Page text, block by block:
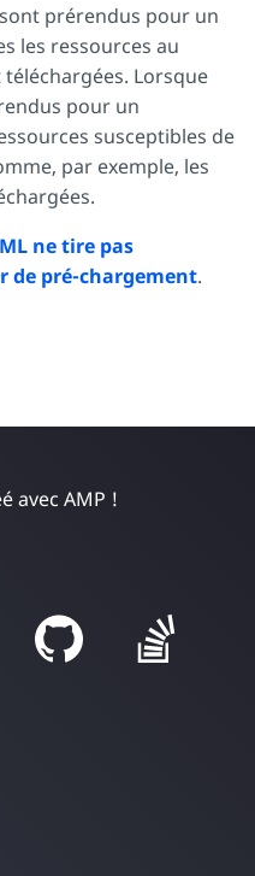
prérendus pour un
les ressources au
Lorsque
pour un
susceptibles de
par exemple, les
ne tire pas
de pré-chargement.
avec AMP !